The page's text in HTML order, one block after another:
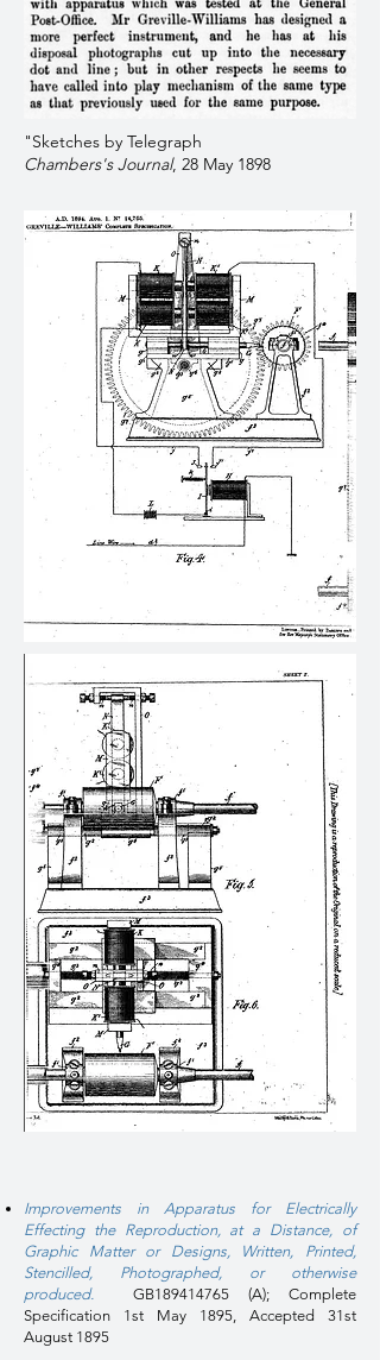
"Sketches by Telegraph
Chambers's Journal, 28 May 1898
Improvements in Apparatus for Electrically
Effecting the Reproduction, at a Distance, of
Graphic Matter or Designs, Written, Printed,
Stencilled, Photographed, or otherwise
produced.
GB189414765 (A); Complete
Specification 1st May 1895, Accepted 31st
August 1895